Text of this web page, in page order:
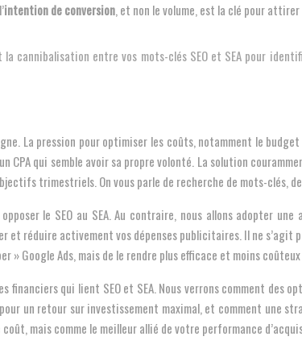
intention de conversion , et non le volume, est la clé pour
cannibalisation entre vos mots-clés SEO et SEA pour
La pression pour optimiser les coûts, notamment le
CPA qui semble avoir sa propre volonté. La solution
trimestriels. On vous parle de recherche de mots-clés,
le SEO au SEA. Au contraire, nous allons adopter
réduire activement vos dépenses publicitaires. Il ne s’agit
» Google Ads, mais de le rendre plus efficace et moins
financiers qui lient SEO et SEA. Nous verrons comment
un retour sur investissement maximal, et comment une
mais comme le meilleur allié de votre performance